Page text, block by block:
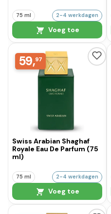
75 ml 2-4 werkdagen
Voeg toe
59,97
Swiss Arabian Shaghaf
Royale Eau De Parfum (75
ml)
75 ml 2-4 werkdagen
Voeg toe